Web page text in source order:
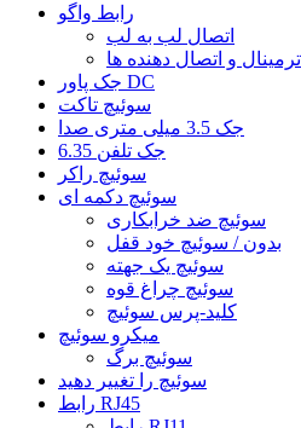
رابط واگو
اتصال لب به لب
و اتصال دهنده ها
جک پاور DC
سوئیچ تاکت
جک 3.5 میلی متری صدا
6.35 جک تلفن
سوئیچ راکر
سوئیچ دکمه ای
سوئیچ ضد خرابکاری
بدون / سوئیچ خود قفل
سوئیچ یک جهته
سوئیچ چراغ قوه
کلید-پرس سوئیچ
میکرو سوئیچ
سوئیچ برگ
سوئیچ را تغییر دهید
رابط RJ45